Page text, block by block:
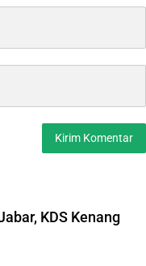
KDS Kenang